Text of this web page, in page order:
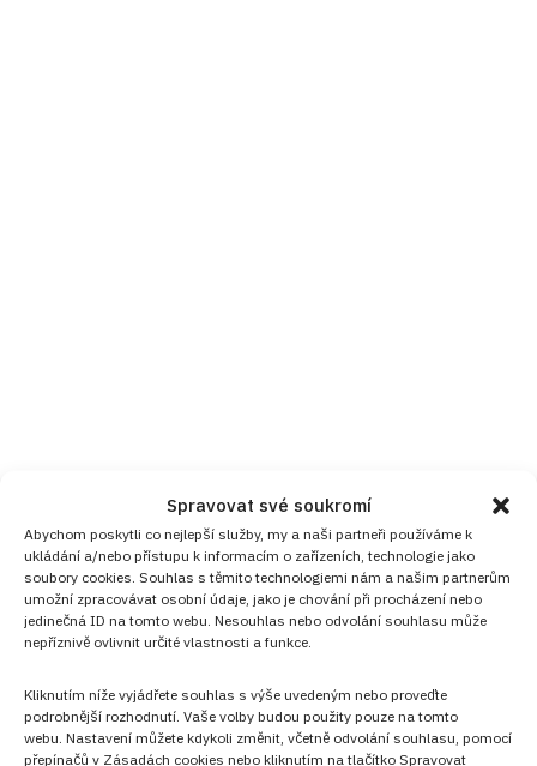
Spravovat své soukromí
Abychom poskytli co nejlepší služby, my a naši partneři používáme k
ukládání a/nebo přístupu k informacím o zařízeních, technologie jako
soubory cookies. Souhlas s těmito technologiemi nám a našim partnerům
umožní zpracovávat osobní údaje, jako je chování při procházení nebo
jedinečná ID na tomto webu. Nesouhlas nebo odvolání souhlasu může
nepříznivě ovlivnit určité vlastnosti a funkce.
Kliknutím níže vyjádřete souhlas s výše uvedeným nebo proveďte
podrobnější rozhodnutí. Vaše volby budou použity pouze na tomto
webu. Nastavení můžete kdykoli změnit, včetně odvolání souhlasu, pomocí
přepínačů v Zásadách cookies nebo kliknutím na tlačítko Spravovat